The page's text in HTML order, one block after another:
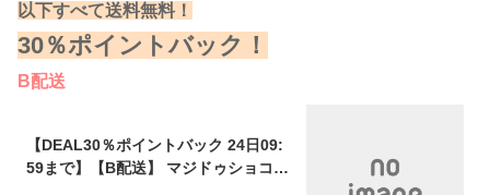
以下すべて送料無料！
30％ポイントバック！
B配送
【DEAL30％ポイントバック 24日09:
59まで】【B配送】 マジドゥショコラ